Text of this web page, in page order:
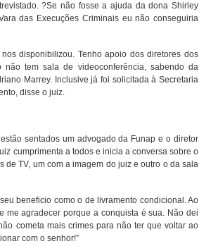
?Se não fosse a ajuda da dona Shirley
das Execuções Criminais eu não conseguiria
disponibilizou. Tenho apoio dos diretores dos
não tem sala de videoconferência, sabendo da
Marrey. Inclusive já foi solicitada à Secretaria
disse o juiz.
sentados um advogado da Funap e o diretor
cumprimenta a todos e inicia a conversa sobre o
TV, um com a imagem do juiz e outro o da sala
beneficio como o de livramento condicional. Ao
me agradecer porque a conquista é sua. Não dei
cometa mais crimes para não ter que voltar ao
com o senhor!”